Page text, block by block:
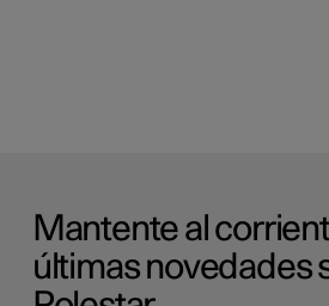
Mantente al
últimas novedades